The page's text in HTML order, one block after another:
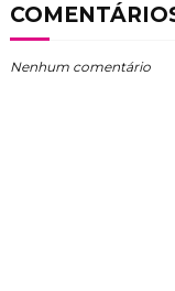
Nenhum comentário